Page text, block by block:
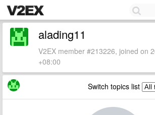
alading11
V2EX member #213226, joined on
+08:00
Switch topics list